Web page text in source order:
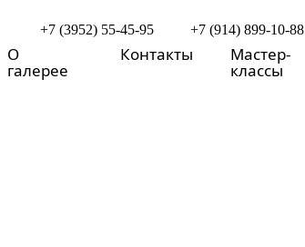
+7 (3952) 55-45-95 +7 (914) 899-10-88
О
галерее
Контакты Мастер-
классы